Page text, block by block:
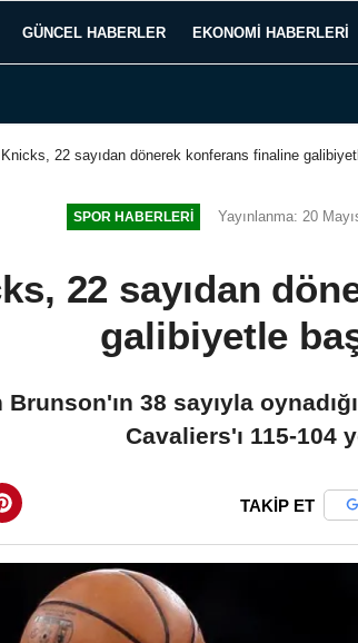
GÜNCEL HABERLER EKONOMI HABERLERI
22 sayıdan dönerek konferans finaline
SPOR HABERLERI Yayınlanma: 20
22 sayıdan
galibiyetle
38 sayıyla
Cavaliers'ı 115-104
TAKİP ET